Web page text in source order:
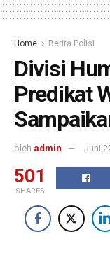
Home Berita Polisi
Divisi
Predikat
oleh admin Juni
501
SHARES